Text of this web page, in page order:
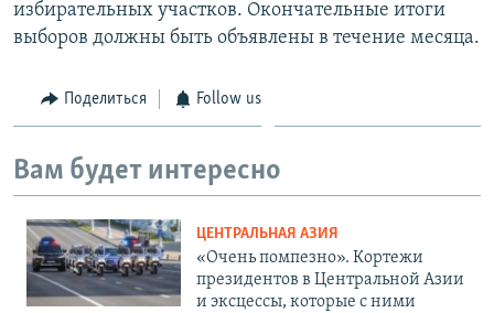
избирательных участков. Окончательные итоги
выборов должны быть объявлены в течение месяца.
Поделиться Follow us
Вам будет интересно
ЦЕНТРАЛЬНАЯ АЗИЯ
«Очень помпезно». Кортежи
президентов в Центральной Азии
и эксцессы, которые с ними